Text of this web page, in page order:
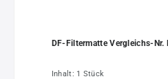
DF-Filtermatte Vergleichs-Nr.
Inhalt: 1 Stück